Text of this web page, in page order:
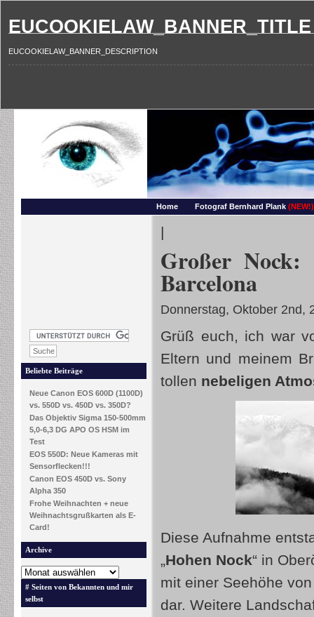
EUCOOKIELAW_BANNER_TITLE
EUCOOKIELAW_BANNER_DESCRIPTION
Home Fotograf Bernhard Plank (NEW!)
Beliebte Beiträge
Neue Canon EOS 600D (1100D)
vs. 550D vs. 450D vs. 350D?
Das Objektiv Sigma 150-500mm
5,0-6,3 DG APO OS HSM im
Test
EOS 550D: Neue Kameras mit
Sensorflecken!!!
Canon EOS 450D vs. Sony
Alpha 350
Frohe Weihnachten + neue
Weihnachtsgrußkarten als E-
Card!
Archive
# Seiten von Bekannten und mir
selbst
|
Großer
Barcelona
Donnerstag, Oktober 2nd,
Grüß euch, ich war
Eltern und meinem
tollen nebeligen
Diese Aufnahme
„Hohen Nock“ in
mit einer Seehöhe
dar. Weitere